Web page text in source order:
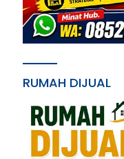
RUMAH DIJUAL